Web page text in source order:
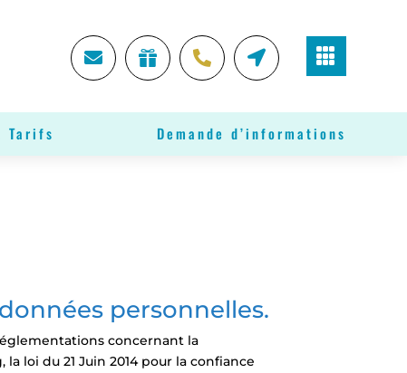
    
Tarifs Demande d’informations
personnelles.
concernant la
loi du 21 Juin 2014 pour la confiance